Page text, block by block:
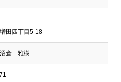
田四丁目5-18
倉 雅樹